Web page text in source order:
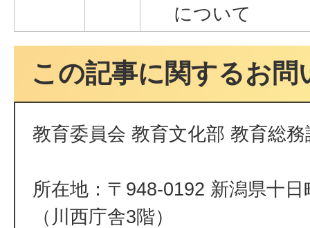
について
この記事に関するお問
教育委員会 教育文化部 教育総
所在地：〒948-0192 新潟県十
（川西庁舎3階）